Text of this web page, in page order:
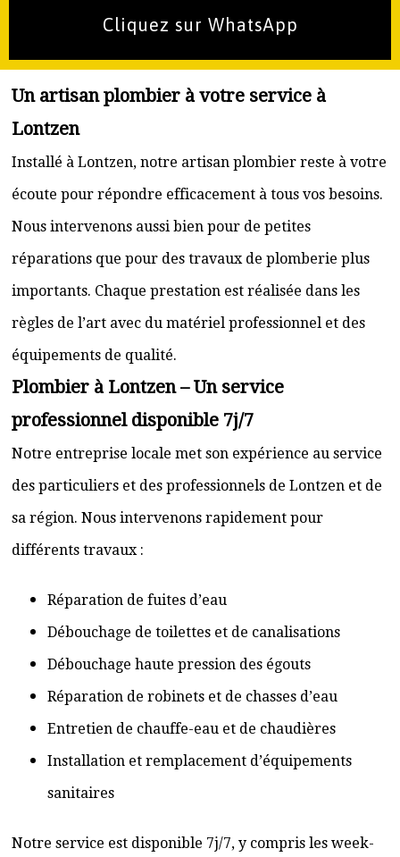
Cliquez sur WhatsApp
Un artisan plombier à votre service à
Lontzen
Installé à Lontzen, notre artisan plombier reste à votre
écoute pour répondre efficacement à tous vos besoins.
Nous intervenons aussi bien pour de petites
réparations que pour des travaux de plomberie plus
importants. Chaque prestation est réalisée dans les
règles de l’art avec du matériel professionnel et des
équipements de qualité.
Plombier à Lontzen – Un service
professionnel disponible 7j/7
Notre entreprise locale met son expérience au service
des particuliers et des professionnels de Lontzen et de
sa région. Nous intervenons rapidement pour
différents travaux :
Réparation de fuites d’eau
Débouchage de toilettes et de canalisations
Débouchage haute pression des égouts
Réparation de robinets et de chasses d’eau
Entretien de chauffe-eau et de chaudières
Installation et remplacement d’équipements
sanitaires
Notre service est disponible 7j/7, y compris les week-